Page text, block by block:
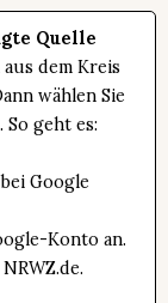
Quelle
dem Kreis
wählen Sie
So geht es:
Google
Konto an.